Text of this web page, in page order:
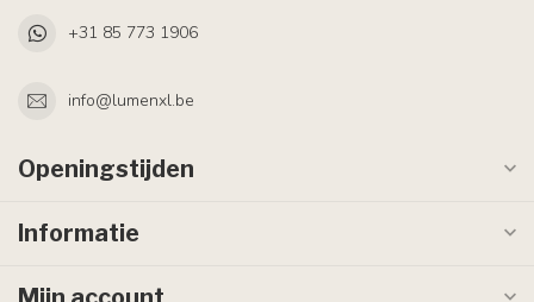
+31 85 773 1906
info@lumenxl.be
Openingstijden
Informatie